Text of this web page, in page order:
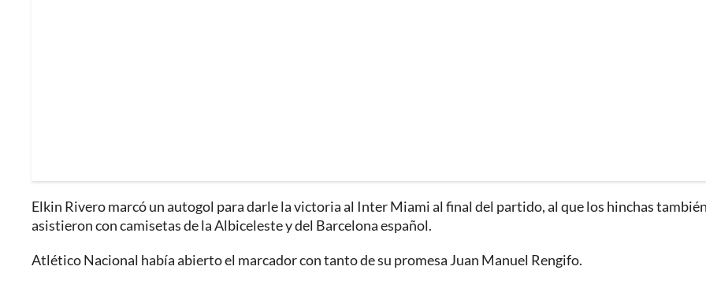
Elkin Rivero marcó un autogol para darle la victoria al Inter Miami al final del partido, al que los hinchas también
asistieron con camisetas de la Albiceleste y del Barcelona español.
Atlético Nacional había abierto el marcador con tanto de su promesa Juan Manuel Rengifo.